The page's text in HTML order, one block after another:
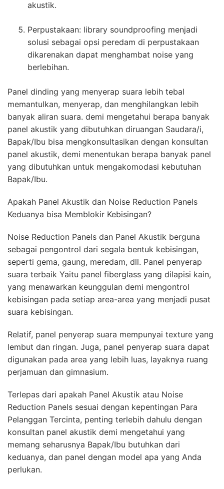
akustik.
Perpustakaan: library soundproofing menjadi
solusi sebagai opsi peredam di perpustakaan
dikarenakan dapat menghambat noise yang
berlebihan.
Panel dinding yang menyerap suara lebih tebal
memantulkan, menyerap, dan menghilangkan lebih
banyak aliran suara. demi mengetahui berapa banyak
panel akustik yang dibutuhkan diruangan Saudara/i,
Bapak/Ibu bisa mengkonsultasikan dengan konsultan
panel akustik, demi menentukan berapa banyak panel
yang dibutuhkan untuk mengakomodasi kebutuhan
Bapak/Ibu.
Apakah Panel Akustik dan Noise Reduction Panels
Keduanya bisa Memblokir Kebisingan?
Noise Reduction Panels dan Panel Akustik berguna
sebagai pengontrol dari segala bentuk kebisingan,
seperti gema, gaung, meredam, dll. Panel penyerap
suara terbaik Yaitu panel fiberglass yang dilapisi kain,
yang menawarkan keunggulan demi mengontrol
kebisingan pada setiap area-area yang menjadi pusat
suara kebisingan.
Relatif, panel penyerap suara mempunyai texture yang
lembut dan ringan. Juga, panel penyerap suara dapat
digunakan pada area yang lebih luas, layaknya ruang
perjamuan dan gimnasium.
Terlepas dari apakah Panel Akustik atau Noise
Reduction Panels sesuai dengan kepentingan Para
Pelanggan Tercinta, penting terlebih dahulu dengan
konsultan panel akustik demi mengetahui yang
memang seharusnya Bapak/Ibu butuhkan dari
keduanya, dan panel dengan model apa yang Anda
perlukan.